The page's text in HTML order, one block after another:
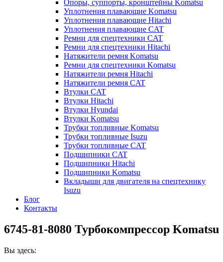
Опоры, суппорты, кронштейны Komatsu
Уплотнения плавающие Komatsu
Уплотнения плавающие Hitachi
Уплотнения плавающие CAT
Ремни для спецтехники CAT
Ремни для спецтехники Hitachi
Натяжители ремня Komatsu
Ремни для спецтехники Komatsu
Натяжители ремня Hitachi
Натяжители ремня CAT
Втулки CAT
Втулки Hitachi
Втулки Hyundai
Втулки Komatsu
Трубки топливные Komatsu
Трубки топливные Isuzu
Трубки топливные CAT
Подшипники CAT
Подшипники Hitachi
Подшипники Komatsu
Вкладыши для двигателя на спецтехнику
Isuzu
Блог
Контакты
6745-81-8080 Турбокомпрессор Komatsu
Вы здесь: